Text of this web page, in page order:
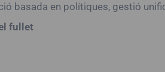
basada en polítiques, gestió
fullet